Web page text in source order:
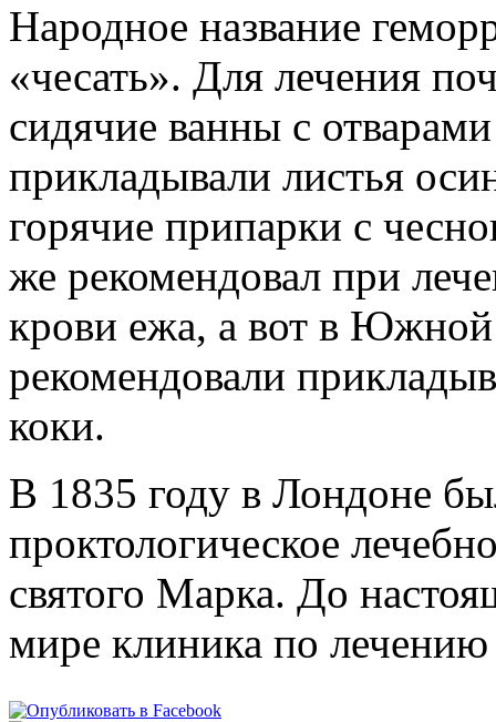
Народное название
«чесать». Для лечения
сидячие ванны с
прикладывали листья
горячие припарки с
же рекомендовал при
крови ежа, а вот в
рекомендовали
коки.
В 1835 году в Лондоне
проктологическое
святого Марка. До
мире клиника по лечению